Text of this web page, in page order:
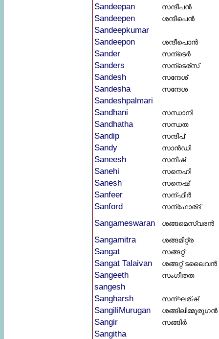
Sandeepan
സന്ദീപൻ
Sandeepen ശന്ദീപെൻ
Sandeepkumar
Sandeepon
ശന്ദീപൊൻ
Sander സന്ടെർ
Sanders സന്ടെര്സ്
Sandesh സന്ദേശ്
Sandesha സന്ദേശ
Sandeshpalmari
Sandhani
സന്ധാനി
Sandhatha സന്ധത
Sandip സന്ദിപ്
Sandy സാൻഡി
Saneesh സനീഷ്
Sanehi സനെഹി
Sanesh സനെഷ്
Sanfeer സന്ഫീർ
Sanford സന്ഫോര്ദ്
Sangameswaran ശങ്ങമെസ്വരൻ
Sangamitra ശങ്ങമിറ്റ്ര
Sangat സങ്ങറ്റ്
Sangat Talaivan ശങ്ങറ്റ് ടലൈവൻ
Sangeeth സംഗീതത
sangesh
Sangharsh
സന്ഘര്ഷ്
SangiliMurugan ശങ്ങിലിമ്മുരുഗൻ
Sangir സങ്ങിർ
Sangitha